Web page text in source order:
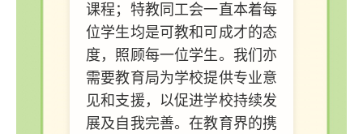
课程；特教同工会一直本着每
位学生均是可教和可成才的态
度，照顾每一位学生。我们亦
需要教育局为学校提供专业意
见和支援，以促进学校持续发
展及自我完善。在教育界的携